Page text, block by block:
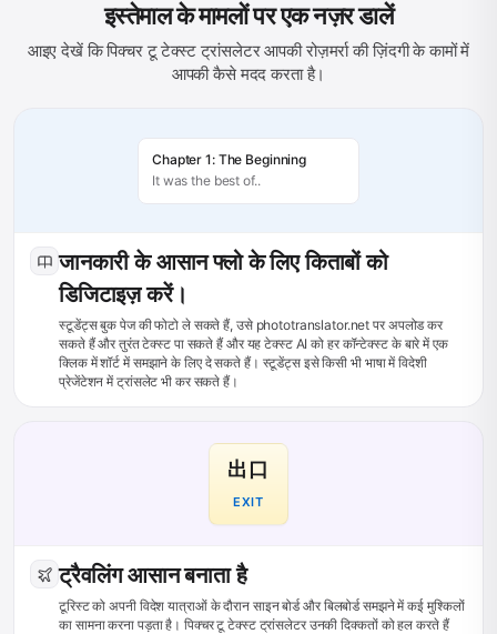
इस्तेमाल के मामलों पर एक नज़र डालें
आइए देखें कि पिक्चर टू टेक्स्ट ट्रांसलेटर आपकी रोज़मर्रा की ज़िंदगी के कामों में
आपकी कैसे मदद करता है।
Chapter 1: The Beginning
It was the best of..
जानकारी के आसान फ्लो के लिए किताबों को
डिजिटाइज़ करें।
स्टूडेंट्स बुक पेज की फोटो ले सकते हैं, उसे phototranslator.net पर अपलोड कर
सकते हैं और तुरंत टेक्स्ट पा सकते हैं और यह टेक्स्ट AI को हर कॉन्टेक्स्ट के बारे में एक
क्लिक में शॉर्ट में समझाने के लिए दे सकते हैं। स्टूडेंट्स इसे किसी भी भाषा में विदेशी
प्रेजेंटेशन में ट्रांसलेट भी कर सकते हैं।
出口
EXIT
ट्रैवलिंग आसान बनाता है
टूरिस्ट को अपनी विदेश यात्राओं के दौरान साइन बोर्ड और बिलबोर्ड समझने में कई मुश्किलों
का सामना करना पड़ता है। पिक्चर टू टेक्स्ट ट्रांसलेटर उनकी दिक्कतों को हल करते हैं